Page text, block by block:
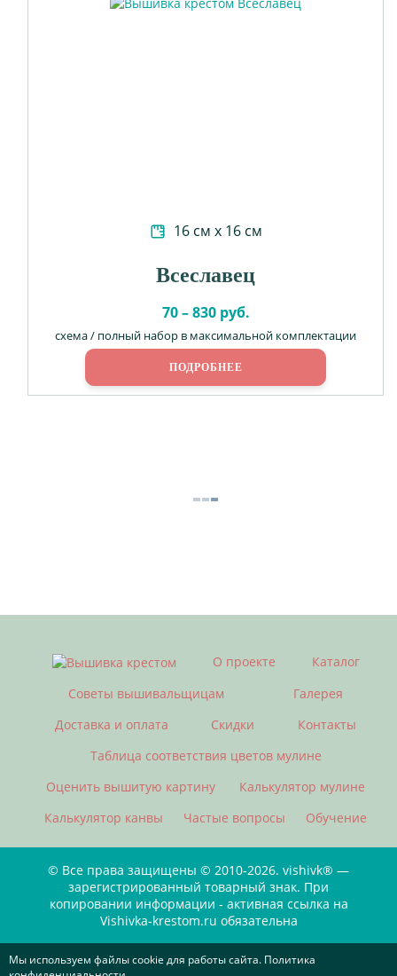
16 см х 16 см
Всеславец
70 – 830 руб.
схема / полный набор в максимальной комплектации
ПОДРОБНЕЕ
О проекте
Каталог
Советы вышивальщицам
Галерея
Доставка и оплата
Скидки
Контакты
Таблица соответствия цветов мулине
Оценить вышитую картину
Калькулятор мулине
Калькулятор канвы
Частые вопросы Обучение
© Все права защищены © 2010-2026. vishivk® —
зарегистрированный товарный знак. При
копировании информации - активная ссылка на
Vishivka-krestom.ru обязательна
Мы используем файлы cookie для работы сайта. Политика